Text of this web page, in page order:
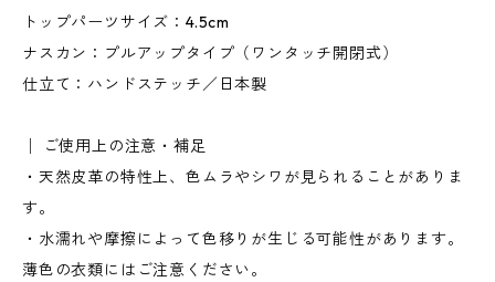
トップパーツサイズ：4.5cm
ナスカン：プルアップタイプ（ワンタッチ開閉式）
仕立て：ハンドステッチ／日本製
│ ご使用上の注意・補足
・天然皮革の特性上、色ムラやシワが見られることがありま
す。
・水濡れや摩擦によって色移りが生じる可能性があります。
薄色の衣類にはご注意ください。